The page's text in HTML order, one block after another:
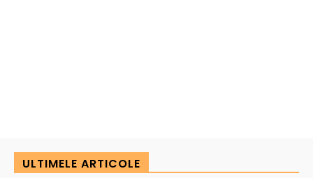
ULTIMELE ARTICOLE